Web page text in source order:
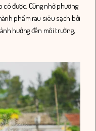
có được. Cũng nhờ phương
phẩm rau siêu sạch bởi
hưởng đến môi trường,